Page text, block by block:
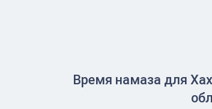
Время намаза для